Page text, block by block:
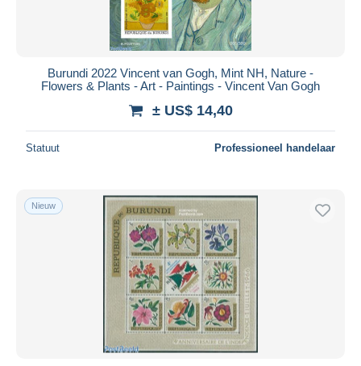
Burundi 2022 Vincent van Gogh, Mint NH, Nature -
Flowers & Plants - Art - Paintings - Vincent Van Gogh
± US$ 14,40
Statuut Professioneel handelaar
Nieuw